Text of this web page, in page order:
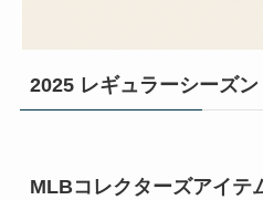
2025 レギュラーシーズン
MLBコレクターズアイテ